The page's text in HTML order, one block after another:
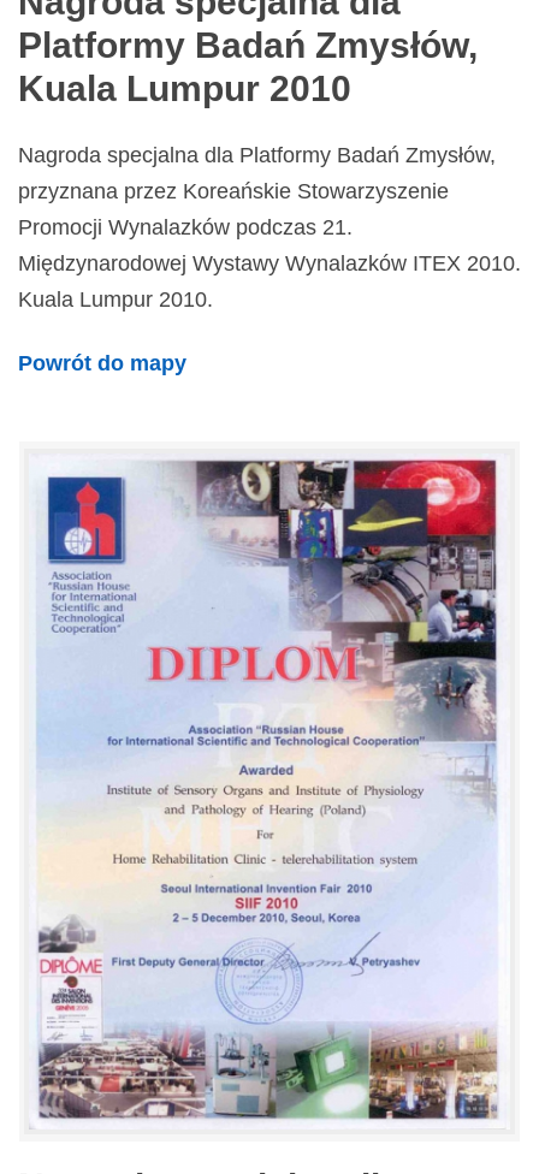
Platformy Badań Zmysłów,
Kuala Lumpur 2010
Nagroda specjalna dla Platformy Badań Zmysłów,
przyznana przez Koreańskie Stowarzyszenie
Promocji Wynalazków podczas 21.
Międzynarodowej Wystawy Wynalazków ITEX 2010.
Kuala Lumpur 2010.
Powrót do mapy